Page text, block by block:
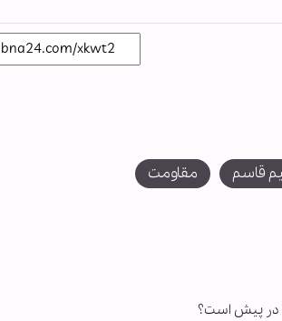
قاسم مقاومت
در پیش است؟